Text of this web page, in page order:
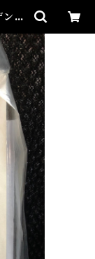
ト
テ
本